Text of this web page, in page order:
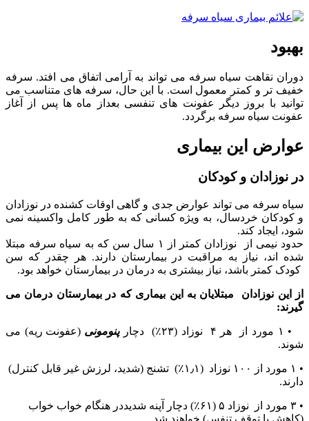
بهبود
دوران نقاهت سیاه سرفه می تواند به آرامی اتفاق می افتد. سرفه
خفیف تر و کمتر معمول است. با این حال، سرفه های متناسب می
توانید با بروز دیگر عفونت های تنفسی بعداز ماه ها پس از آغاز
عفونت سیاه سرفه برگردد.
عوارض این بیماری
در نوزادان و کودکان
سیاه سرفه می تواند عوارض جدی و گاهی اوقات کشنده در نوزادان
و کودکان خردسال، به ویژه کسانی که به طور کامل واکسینه نمی
شود، ایجاد کند.
حدود نیمی از نوزادان کمتر از
۱ سال سن که به سیاه سرفه مبتلا
شده اند، نیاز به مراقبت در بیمارستان دارند. هر چقدر که سن
کودک کمتر باشد، نیاز بیشتری به درمان در بیمارستان خواهد بود.
از این نوزادان مبتلایان به این بیماری که در بیمارستان درمان می
گیرند:
• ۱ مورد از هر ۴ نوزاد (۲۳٪) دچارپنومونی (عفونت ریه) می
شوند.
• ۱ مورد از ۱۰۰ نوزاد (۱٫۱٪) تشنج (شدید، لرزش غیر قابل کنترل)
دارند.
• ۳ مورد از نوزاد ۵ (۶۱٪) دچار آپنه شدیددر هنگام خواب خواب
(کاهش یا توقف تنفس) خواهند شد.